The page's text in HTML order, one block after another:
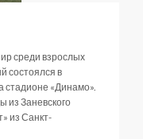
среди взрослых
состоялся в
стадионе «Динамо».
из Заневского
из Санкт-